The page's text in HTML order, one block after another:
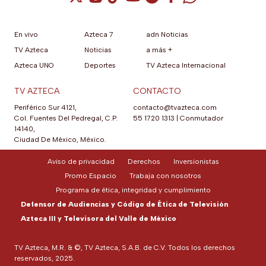
En vivo
TV Azteca
Azteca UNO
Azteca 7
Noticias
Deportes
adn Noticias
a más +
TV Azteca Internacional
TV AZTECA
Periférico Sur 4121,
Col. Fuentes Del Pedregal, C.P.
14140,
Ciudad De México, México.
CONTACTO
contacto@tvazteca.com
55 1720 1313
Conmutador
TV Azteca, M.R. & ©, TV Azteca, S.A.B. de C.V. Todos los derechos
reservados, 2025.
Aviso de privacidad Derechos
Inversionistas
Promo Espacio
Trabaja con nosotros
Programa de ética, integridad y cumplimiento
Defensor de Audiencias y Código de Ética de Televisión
Azteca III y Televisora del Valle de México